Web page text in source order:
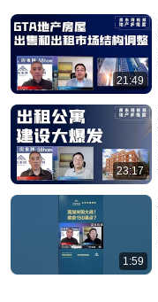
21:49
23:17
1:59